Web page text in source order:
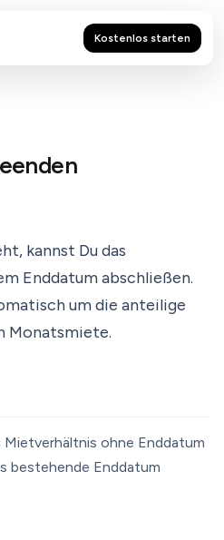
Kostenlos starten
kannst Du das
Enddatum abschließen.
um die anteilige
Monatsmiete.
ohne Enddatum
bestehende Enddatum